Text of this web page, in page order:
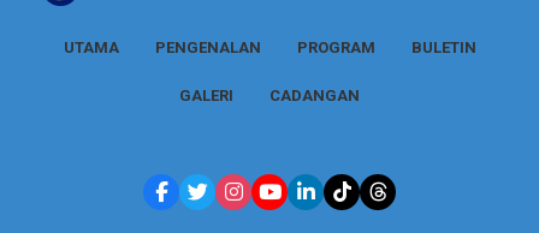
UTAMA PENGENALAN PROGRAM BULETIN
GALERI CADANGAN